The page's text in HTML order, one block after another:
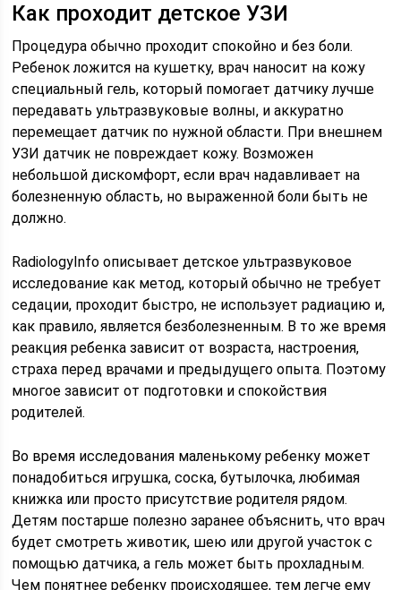
Как проходит детское УЗИ
Процедура обычно проходит спокойно и без боли.
Ребенок ложится на кушетку, врач наносит на кожу
специальный гель, который помогает датчику лучше
передавать ультразвуковые волны, и аккуратно
перемещает датчик по нужной области. При внешнем
УЗИ датчик не повреждает кожу. Возможен
небольшой дискомфорт, если врач надавливает на
болезненную область, но выраженной боли быть не
должно.
RadiologyInfo описывает детское ультразвуковое
исследование как метод, который обычно не требует
седации, проходит быстро, не использует радиацию и,
как правило, является безболезненным. В то же время
реакция ребенка зависит от возраста, настроения,
страха перед врачами и предыдущего опыта. Поэтому
многое зависит от подготовки и спокойствия
родителей.
Во время исследования маленькому ребенку может
понадобиться игрушка, соска, бутылочка, любимая
книжка или просто присутствие родителя рядом.
Детям постарше полезно заранее объяснить, что врач
будет смотреть животик, шею или другой участок с
помощью датчика, а гель может быть прохладным.
Чем понятнее ребенку происходящее, тем легче ему